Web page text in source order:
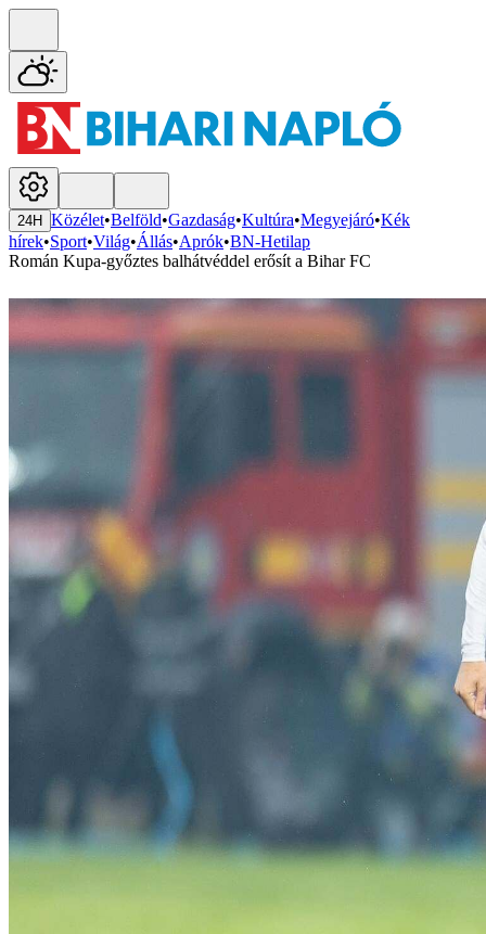
24H Közélet•Belföld•Gazdaság•Kultúra•Megyejáró•Kék
hírek•Sport•Világ•Állás•Aprók•BN-Hetilap
Román Kupa-győztes balhátvéddel erősít a Bihar FC